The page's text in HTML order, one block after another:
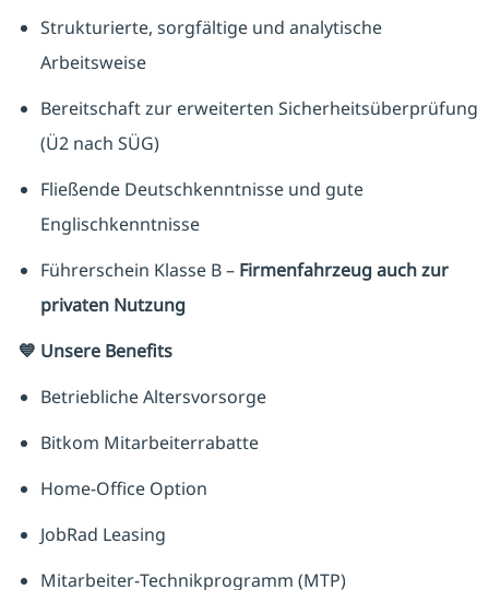
Strukturierte, sorgfältige und analytische
Arbeitsweise
Bereitschaft zur erweiterten Sicherheitsüberprüfung
(Ü2 nach SÜG)
Fließende Deutschkenntnisse und gute
Englischkenntnisse
Führerschein Klasse B – Firmenfahrzeug auch zur
privaten Nutzung
💙 Unsere Benefits
Betriebliche Altersvorsorge
Bitkom Mitarbeiterrabatte
Home‑Office Option
JobRad Leasing
Mitarbeiter‑Technikprogramm (MTP)